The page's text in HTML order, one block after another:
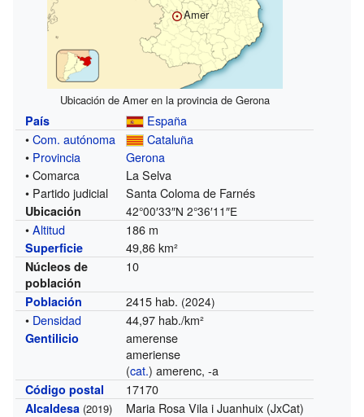
Amer
Ubicación de Amer en la provincia de Gerona
País
España
•Com. autónoma
Cataluña
• Provincia
Gerona
• Comarca
La Selva
• Partido judicial
Santa Coloma de Farnés
Ubicación 42°00′33″N 2°36′11″E
•Altitud 186 m
Superficie 49,86 km²
Núcleos de
población
10
Población 2415 hab. (2024)
• Densidad 44,97 hab./km²
Gentilicio
amerense
ameriense
(cat.) amerenc, -a
Código postal 17170
Alcaldesa (2019) Maria Rosa Vila i Juanhuix (JxCat)